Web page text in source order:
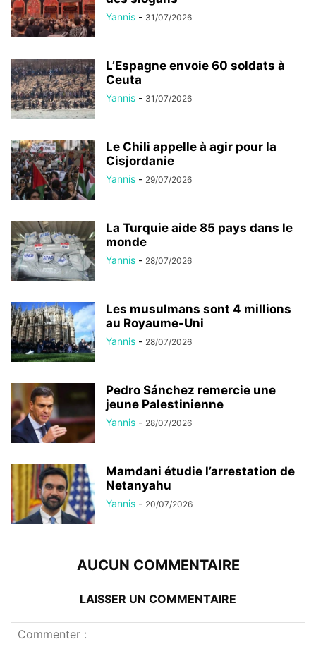
Yannis - 31/07/2026
L’Espagne envoie 60 soldats à
Ceuta
Yannis - 31/07/2026
Le Chili appelle à agir pour la
Cisjordanie
Yannis - 29/07/2026
La Turquie aide 85 pays dans le
monde
Yannis - 28/07/2026
Les musulmans sont 4 millions
au Royaume-Uni
Yannis - 28/07/2026
Pedro Sánchez remercie une
jeune Palestinienne
Yannis - 28/07/2026
Mamdani étudie l’arrestation de
Netanyahu
Yannis - 20/07/2026
AUCUN COMMENTAIRE
LAISSER UN COMMENTAIRE